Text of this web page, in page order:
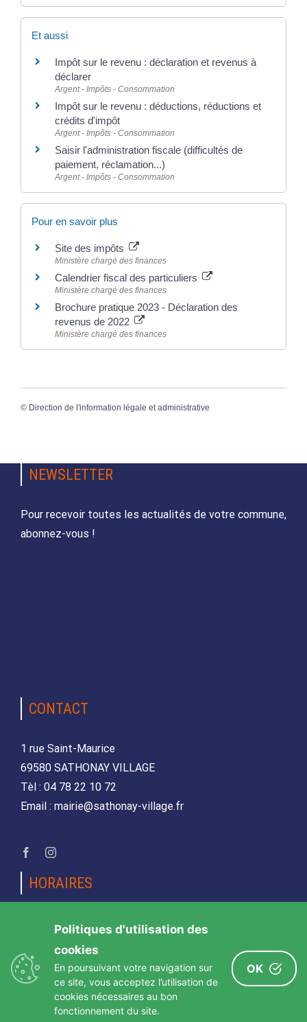
Et aussi
Impôt sur le revenu : déclaration et revenus à
déclarer
Argent - Impôts - Consommation
Impôt sur le revenu : déductions, réductions et
crédits d'impôt
Argent - Impôts - Consommation
Saisir l'administration fiscale (difficultés de
paiement, réclamation...)
Argent - Impôts - Consommation
Pour en savoir plus
Site des impôts
Ministère chargé des finances
Calendrier fiscal des particuliers
Ministère chargé des finances
Brochure pratique 2023 - Déclaration des
revenus de 2022
Ministère chargé des finances
© Direction de l'information légale et administrative
NEWSLETTER
Pour recevoir toutes les actualités de votre commune,
abonnez-vous !
CONTACT
1 rue Saint-Maurice
69580 SATHONAY VILLAGE
Tèl : 04 78 22 10 72
Email : mairie@sathonay-village.fr
HORAIRES
Lundi, mardi, jeudi et vendredi
Mercredi et samedi
de 08h30 12h00
Politiques d'utilisation des
cookies
En poursuivant votre navigation sur
ce site, vous acceptez l’utilisation de
cookies nécessaires au bon
fonctionnement du site.
OK